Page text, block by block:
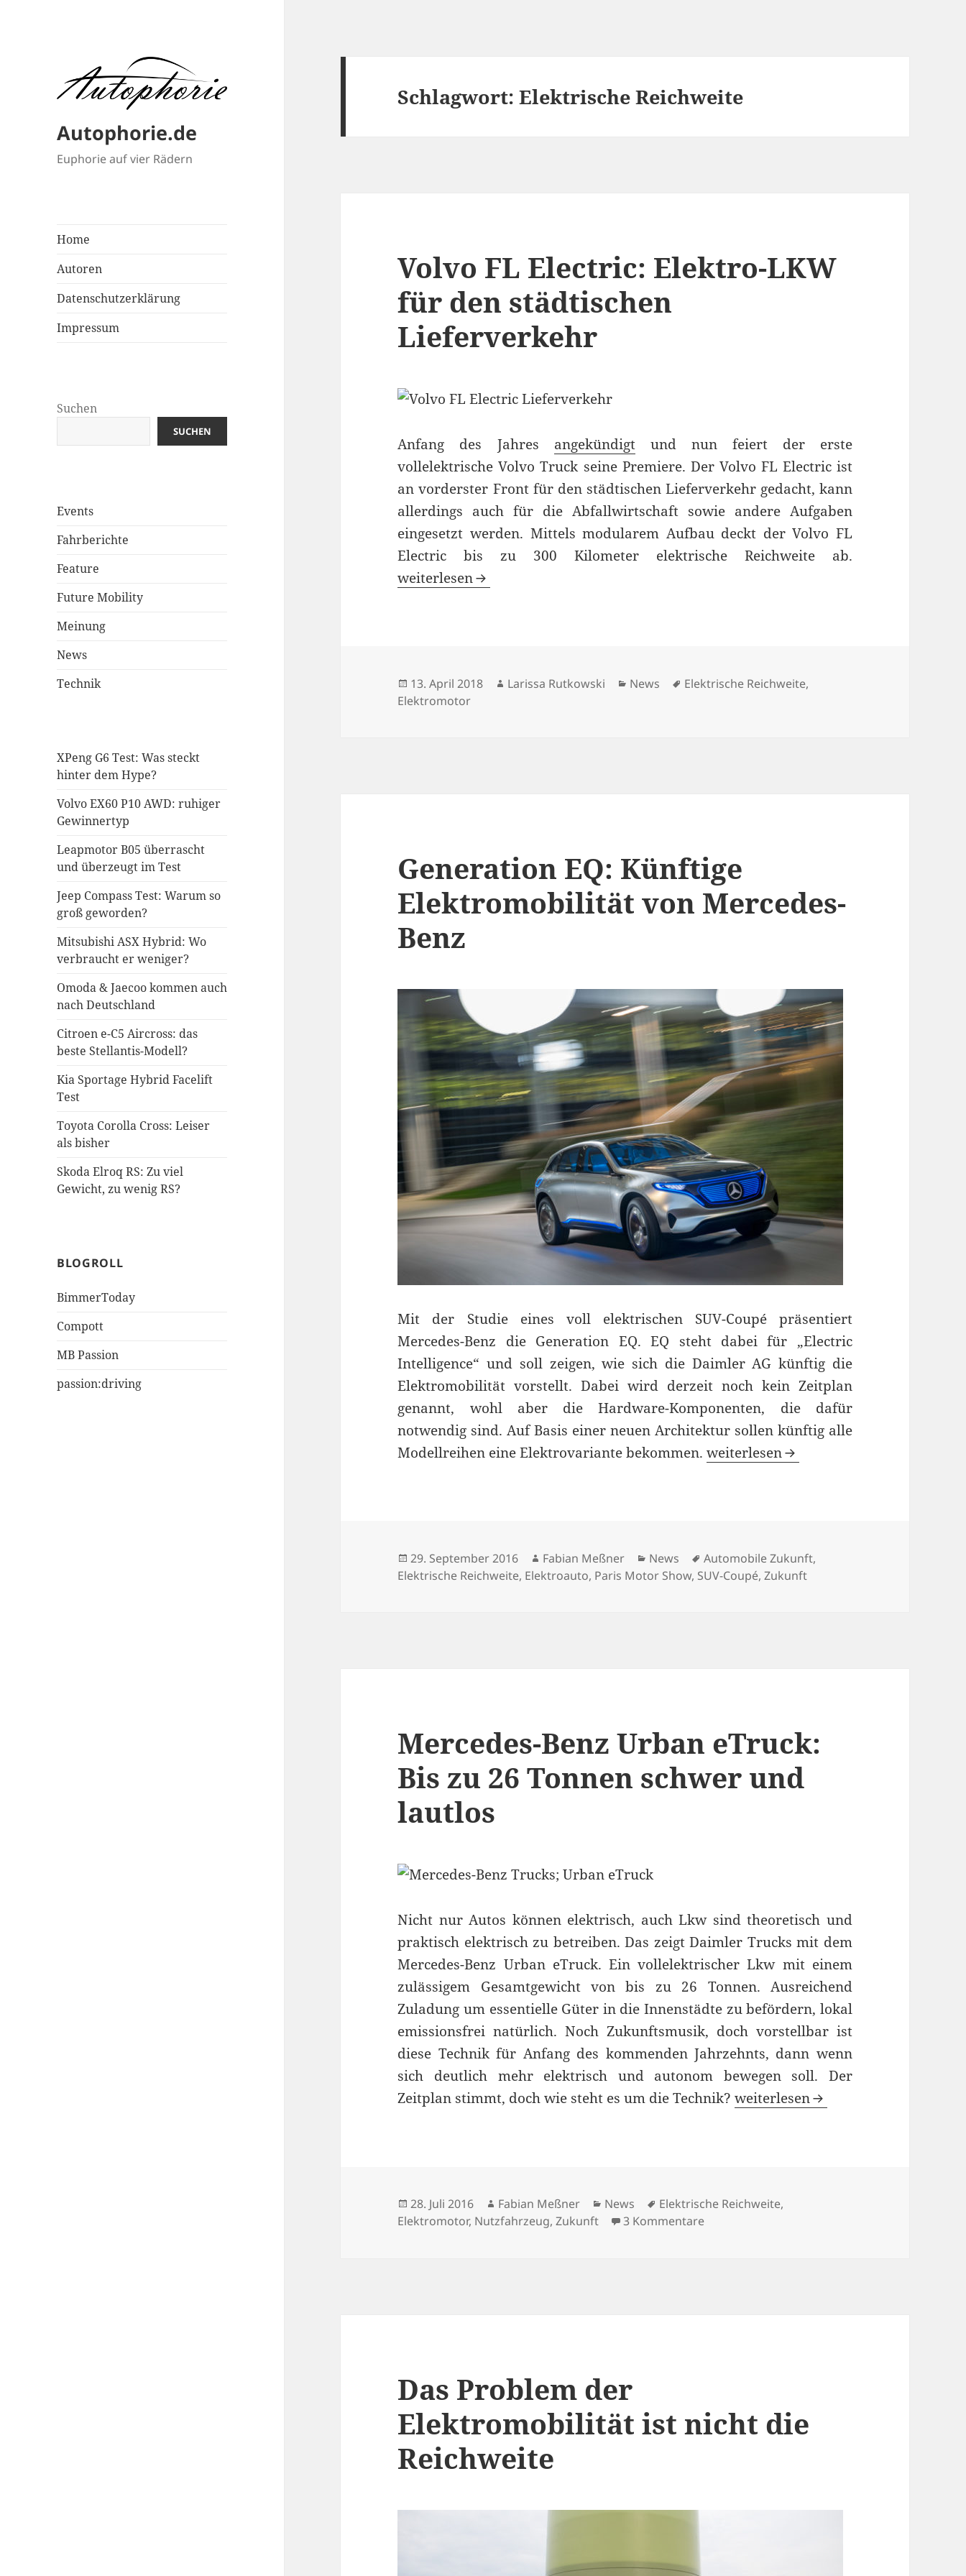
Autophorie.de
Euphorie auf vier Rädern
Home
Autoren
Datenschutzerklärung
Impressum
Suchen
SUCHEN
Events
Fahrberichte
Feature
Future Mobility
Meinung
News
Technik
XPeng G6 Test: Was steckt
hinter dem Hype?
Volvo EX60 P10 AWD: ruhiger
Gewinnertyp
Leapmotor B05 überrascht
und überzeugt im Test
Jeep Compass Test: Warum so
groß geworden?
Mitsubishi ASX Hybrid: Wo
verbraucht er weniger?
Omoda & Jaecoo kommen auch
nach Deutschland
Citroen e-C5 Aircross: das
beste Stellantis-Modell?
Kia Sportage Hybrid Facelift
Test
Toyota Corolla Cross: Leiser
als bisher
Skoda Elroq RS: Zu viel
Gewicht, zu wenig RS?
BLOGROLL
BimmerToday
Compott
MB Passion
passion:driving
Schlagwort:Elektrische Reichweite
Volvo FL Electric: Elektro-LKW
für den städtischen
Lieferverkehr
Anfang des Jahres angekündigtund nun feiert der erste
vollelektrische Volvo Truck seine Premiere. Der Volvo FL Electric ist
an vorderster Front für den städtischen Lieferverkehr gedacht, kann
allerdings auch für die Abfallwirtschaft sowie andere Aufgaben
eingesetzt werden. Mittels modularem Aufbau deckt der Volvo FL
Electric bis zu 300 Kilometer elektrische Reichweite ab.
Volvo FL Electric: Elektro-LKW für den städtischen Lieferverkehr
weiterlesen
Veröffentlicht
am
13. April 2018 Autor
Larissa Rutkowski Kategorien
News Schlagwörter
Elektrische Reichweite,
Elektromotor
Generation EQ: Künftige
Elektromobilität von Mercedes-
Benz
Mit der Studie eines voll elektrischen SUV-Coupé präsentiert
Mercedes-Benz die Generation EQ. EQ steht dabei für „Electric
Intelligence“ und soll zeigen, wie sich die Daimler AG künftig die
Elektromobilität vorstellt. Dabei wird derzeit noch kein Zeitplan
genannt, wohl aber die Hardware-Komponenten, die dafür
notwendig sind. Auf Basis einer neuen Architektur sollen künftig alle
Modellreihen eine Elektrovariante bekommen.Generation EQ: Künftige
weiterlesen
Veröffentlicht
am
29. September 2016 Autor
Fabian Meßner Kategorien
News Schlagwörter
Automobile Zukunft,
Elektrische Reichweite, Elektroauto, Paris Motor Show, SUV-Coupé,Zukunft
Mercedes-Benz Urban eTruck:
Bis zu 26 Tonnen schwer und
lautlos
Nicht nur Autos können elektrisch, auch Lkw sind theoretisch und
praktisch elektrisch zu betreiben. Das zeigt Daimler Trucks mit dem
Mercedes-Benz Urban eTruck. Ein vollelektrischer Lkw mit einem
zulässigem Gesamtgewicht von bis zu 26 Tonnen. Ausreichend
Zuladung um essentielle Güter in die Innenstädte zu befördern, lokal
emissionsfrei natürlich. Noch Zukunftsmusik, doch vorstellbar ist
diese Technik für Anfang des kommenden Jahrzehnts, dann wenn
sich deutlich mehr elektrisch und autonom bewegen soll. Der
Zeitplan stimmt, doch wie steht es um die Technik?Mercedes-Benz Urban eTruck: Bis
weiterlesen
Veröffentlicht
am
28. Juli 2016 Autor
Fabian Meßner Kategorien
News Schlagwörter
Elektrische Reichweite,
Elektromotor, Nutzfahrzeug,Zukunft 3 Kommentarezu Mercedes-Benz Urban eTruck: Bis zu 26
Das Problem der
Elektromobilität ist nicht die
Reichweite